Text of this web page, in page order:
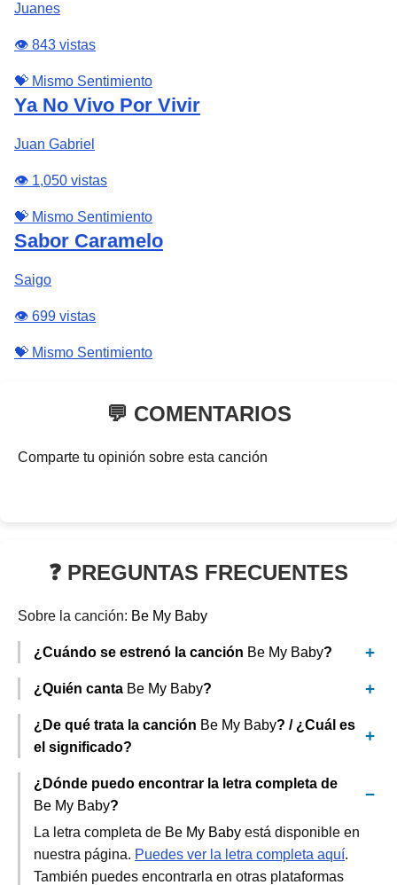
Juanes
👁️ 843 vistas
💝 Mismo Sentimiento
Ya No Vivo Por Vivir
Juan Gabriel
👁️ 1,050 vistas
💝 Mismo Sentimiento
Sabor Caramelo
Saigo
👁️ 699 vistas
💝 Mismo Sentimiento
💬 COMENTARIOS
Comparte tu opinión sobre esta canción
❓ PREGUNTAS FRECUENTES
Sobre la canción: Be My Baby
¿Cuándo se estrenó la canción Be My Baby?
¿Quién canta Be My Baby?
¿De qué trata la canción Be My Baby? / ¿Cuál es
el significado?
¿Dónde puedo encontrar la letra completa de
Be My Baby?
La letra completa de Be My Baby está disponible en
nuestra página. Puedes ver la letra completa aquí.
También puedes encontrarla en otras plataformas